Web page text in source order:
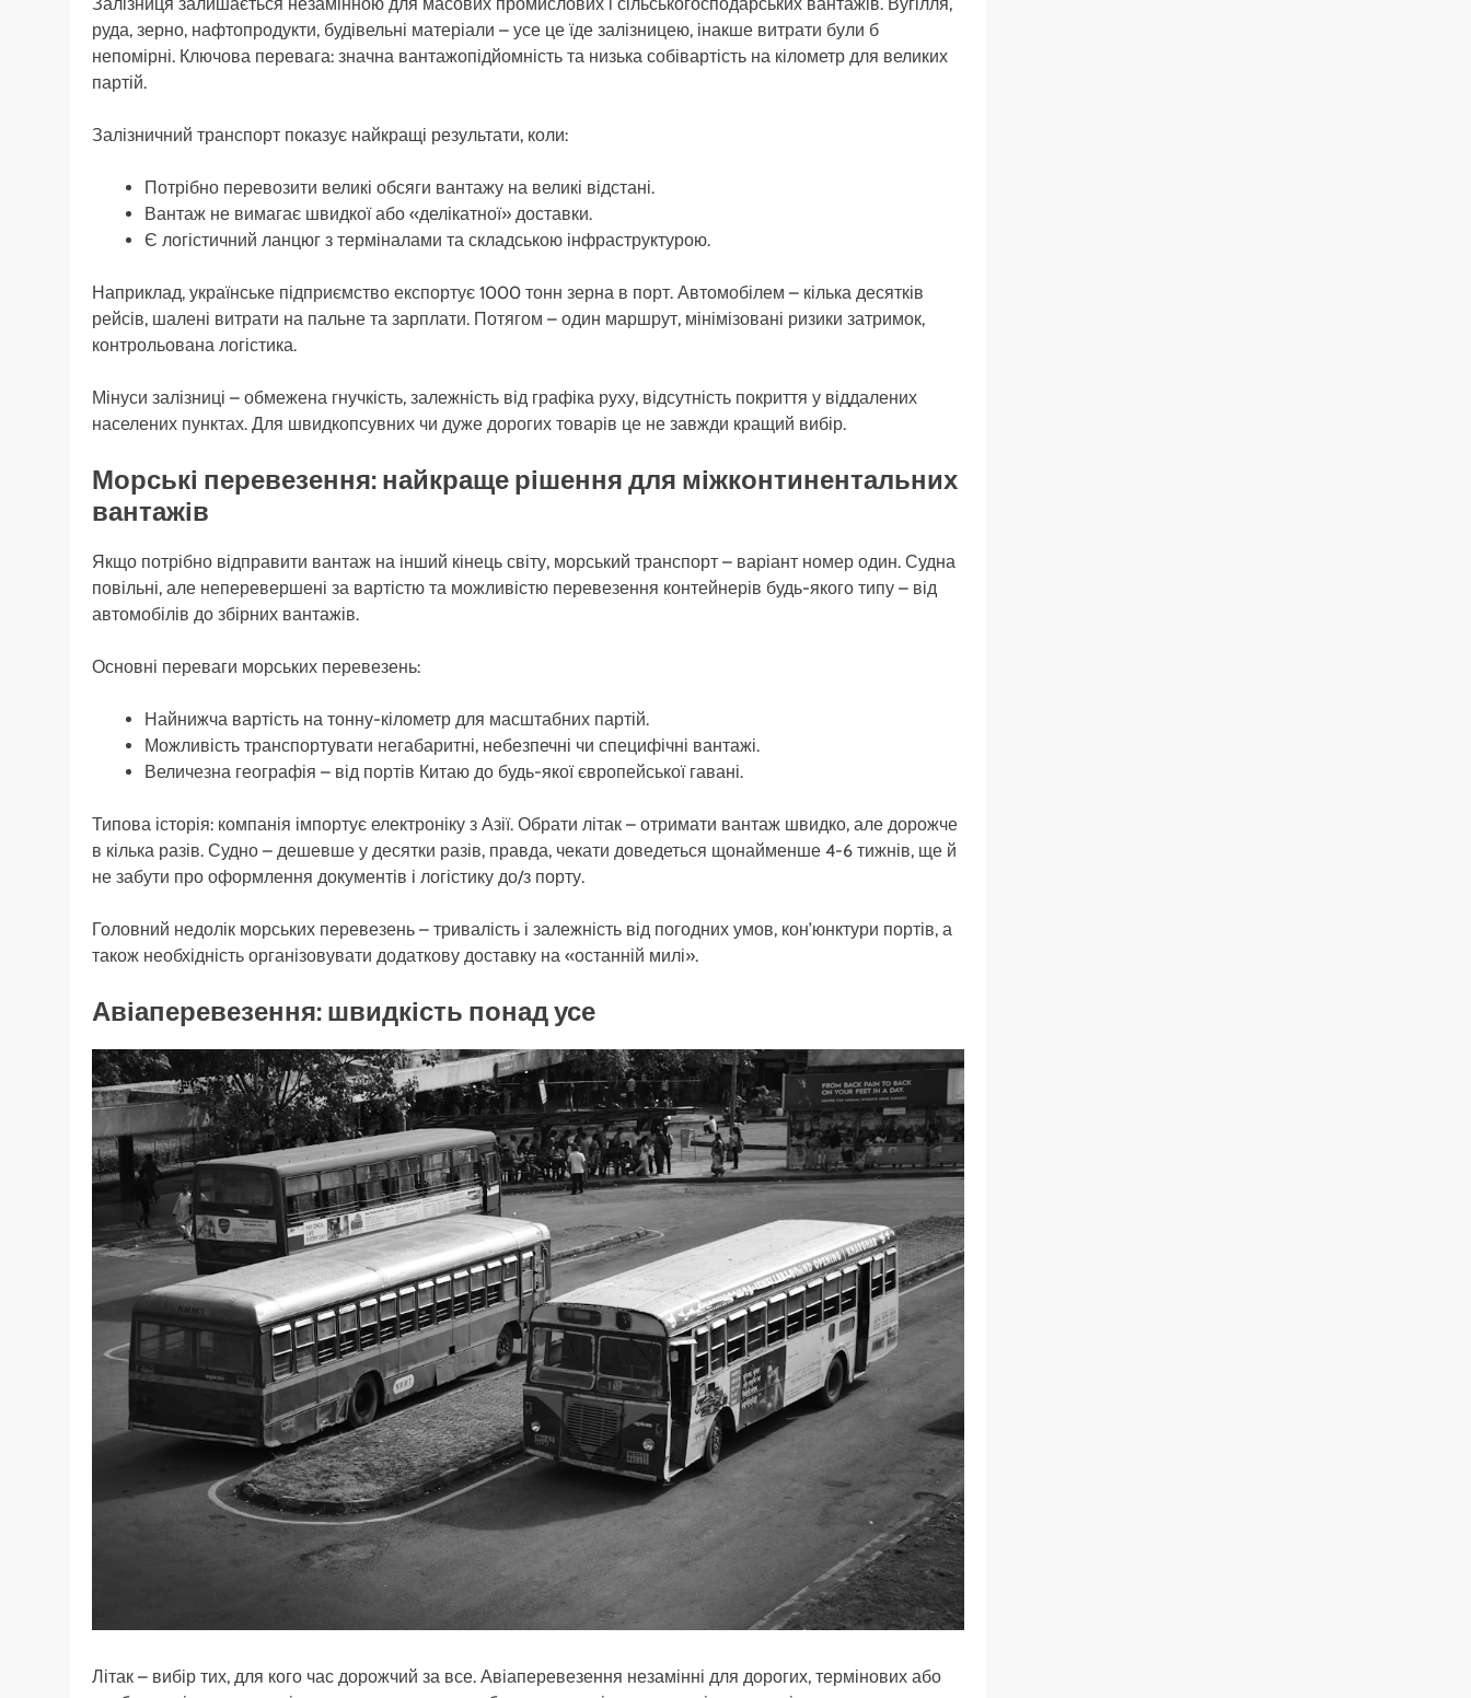
руда, зерно, нафтопродукти, будівельні матеріали – усе це їде залізницею, інакше витрати були б
непомірні. Ключова перевага: значна вантажопідйомність та низька собівартість на кілометр для великих
партій.
Залізничний транспорт показує найкращі результати, коли:
Потрібно перевозити великі обсяги вантажу на великі відстані.
Вантаж не вимагає швидкої або «делікатної» доставки.
Є логістичний ланцюг з терміналами та складською інфраструктурою.
Наприклад, українське підприємство експортує 1000 тонн зерна в порт. Автомобілем – кілька десятків
рейсів, шалені витрати на пальне та зарплати. Потягом – один маршрут, мінімізовані ризики затримок,
контрольована логістика.
Мінуси залізниці – обмежена гнучкість, залежність від графіка руху, відсутність покриття у віддалених
населених пунктах. Для швидкопсувних чи дуже дорогих товарів це не завжди кращий вибір.
Морські перевезення: найкраще рішення для міжконтинентальних
вантажів
Якщо потрібно відправити вантаж на інший кінець світу, морський транспорт – варіант номер один. Судна
повільні, але неперевершені за вартістю та можливістю перевезення контейнерів будь-якого типу – від
автомобілів до збірних вантажів.
Основні переваги морських перевезень:
Найнижча вартість на тонну-кілометр для масштабних партій.
Можливість транспортувати негабаритні, небезпечні чи специфічні вантажі.
Величезна географія – від портів Китаю до будь-якої європейської гавані.
Типова історія: компанія імпортує електроніку з Азії. Обрати літак – отримати вантаж швидко, але дорожче
в кілька разів. Судно – дешевше у десятки разів, правда, чекати доведеться щонайменше 4-6 тижнів, ще й
не забути про оформлення документів і логістику до/з порту.
Головний недолік морських перевезень – тривалість і залежність від погодних умов, кон’юнктури портів, а
також необхідність організовувати додаткову доставку на «останній милі».
Авіаперевезення: швидкість понад усе
Літак – вибір тих, для кого час дорожчий за все. Авіаперевезення незамінні для дорогих, термінових або